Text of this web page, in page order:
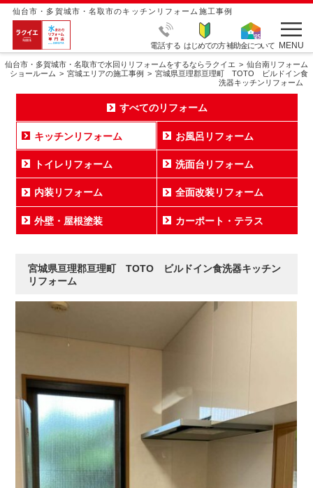
仙台市・多賀城市・名取市のキッチンリフォーム施工事例
電話する はじめての方補助金について MENU
仙台市・多賀城市・名取市で水回りリフォームをするならラクイエ
仙台南リフォーム
ショールーム
宮城エリアの施工事例
宮城県亘理郡亘理町 TOTO ビルドイン食
洗器キッチンリフォーム
すべてのリフォーム
キッチンリフォーム お風呂リフォーム
トイレリフォーム 洗面台リフォーム
内装リフォーム 全面改装リフォーム
外壁・屋根塗装 カーポート・テラス
宮城県亘理郡亘理町 TOTO ビルドイン食洗器キッチン
リフォーム